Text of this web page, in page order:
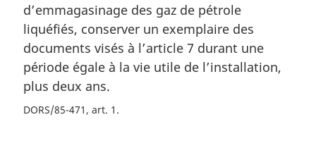
d’emmagasinage des gaz de pétrole
liquéfiés, conserver un exemplaire des
documents visés à l’article 7 durant une
période égale à la vie utile de l’installation,
plus deux ans.
DORS/85-471, art. 1